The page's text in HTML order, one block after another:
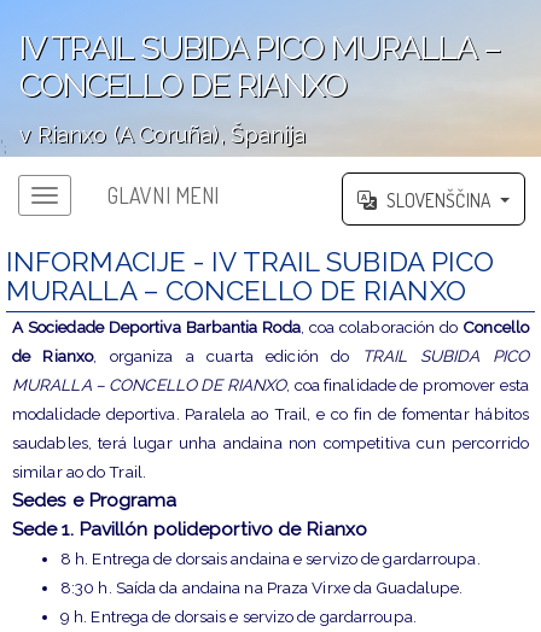
IV TRAIL SUBIDA PICO MURALLA –
CONCELLO DE RIANXO
v Rianxo (A Coruña), Španija
';
GLAVNI MENI SLOVENŠČINA
INFORMACIJE - IV TRAIL SUBIDA PICO
MURALLA – CONCELLO DE RIANXO
A Sociedade Deportiva Barbantia Roda, coa colaboración do Concello
de Rianxo, organiza a cuarta edición do
TRAIL SUBIDA PICO
MURALLA – CONCELLO DE RIANXO, coa finalidade de promover esta
modalidade deportiva. Paralela ao Trail, e co fin de fomentar hábitos
saudables, terá lugar unha andaina non competitiva cun percorrido
similar ao do Trail.
Sedes e Programa
Sede 1. Pavillón polideportivo de Rianxo
8 h. Entrega de dorsais andaina e servizo de gardarroupa.
8:30 h. Saída da andaina na Praza Virxe da Guadalupe.
9 h. Entrega de dorsais e servizo de gardarroupa.